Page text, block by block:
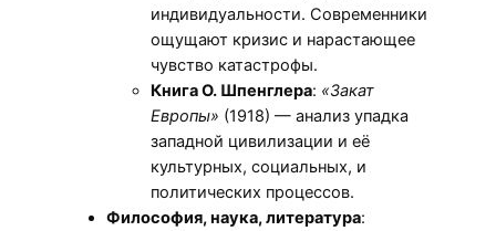
индивидуальности. Современники
ощущают кризис и нарастающее
чувство катастрофы.
Книга О. Шпенглера: «Закат
Европы» (1918) — анализ упадка
западной цивилизации и её
культурных, социальных, и
политических процессов.
Философия, наука, литература: